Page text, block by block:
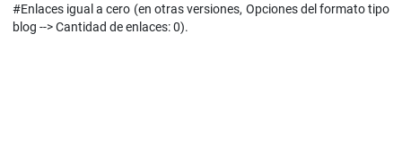
#Enlaces igual a cero (en otras versiones, Opciones del formato tipo
blog --> Cantidad de enlaces: 0).